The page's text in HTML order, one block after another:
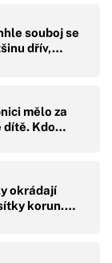
souboj se
dřív,…
mělo za
dítě. Kdo…
okrádají
korun.…